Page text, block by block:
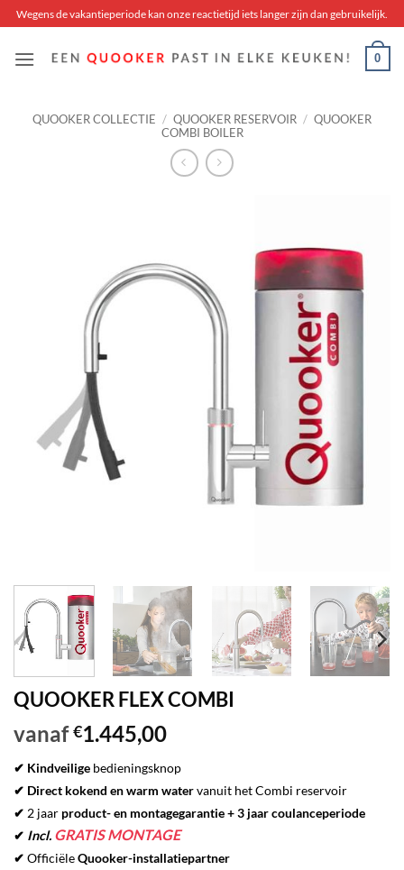
Skip
to
content
Wegens de vakantieperiode kan onze reactietijd iets langer zijn dan gebruikelijk.
0
QUOOKER COLLECTIE / QUOOKER RESERVOIR / QUOOKER
COMBI BOILER
QUOOKER FLEX COMBI
vanaf €1.445,00
✔ Kindveilige bedieningsknop
✔ Direct kokend en warm watervanuit het Combi reservoir
✔ 2 jaar product- en montagegarantie + 3 jaar coulanceperiode
✔ Incl. GRATIS MONTAGE
✔ OfficiëleQuooker-installatiepartner